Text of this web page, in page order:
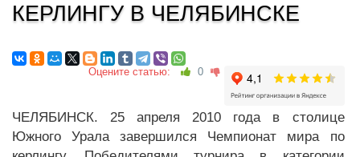
КЕРЛИНГУ В ЧЕЛЯБИНСКЕ
Оцените статью: 0
ЧЕЛЯБИНСК. 25 апреля 2010 года в столице
Южного Урала завершился Чемпионат мира по